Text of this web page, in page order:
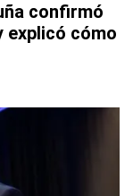
confirmó
explicó cómo